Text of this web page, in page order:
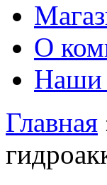
О
Наши
Главная